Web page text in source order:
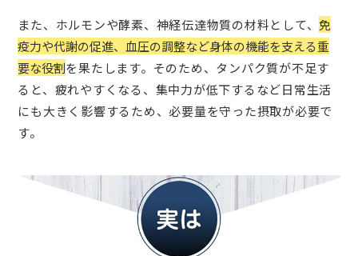
また、ホルモンや酵素、神経伝達物質の材料として、免
疫力や代謝の促進、血圧の調整など身体の機能を支える重
要な役割を果たします。そのため、タンパク質が不足す
ると、疲れやすくなる、集中力が低下するなど日常生活
にも大きく影響するため、必要量を守った摂取が必要で
す。